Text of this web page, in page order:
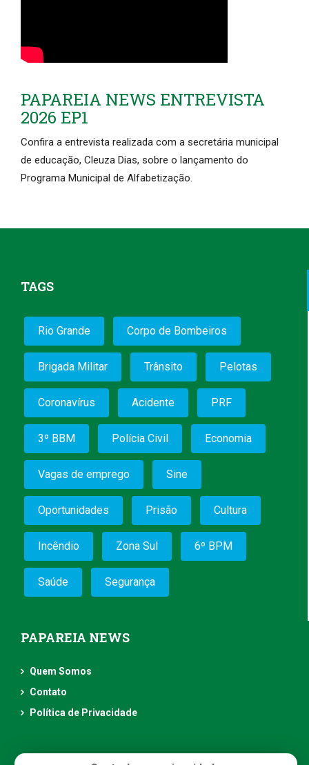
PAPAREIA NEWS ENTREVISTA
2026 EP1
Confira a entrevista realizada com a secretária municipal
de educação, Cleuza Dias, sobre o lançamento do
Programa Municipal de Alfabetização.
TAGS
Rio Grande Corpo de Bombeiros
Brigada Militar Trânsito Pelotas
Coronavírus Acidente PRF
3º BBM Polícia Civil Economia
Vagas de emprego Sine
Oportunidades Prisão Cultura
Incêndio Zona Sul 6º BPM
Saúde Segurança
PAPAREIA NEWS
Quem Somos
Contato
Política de Privacidade